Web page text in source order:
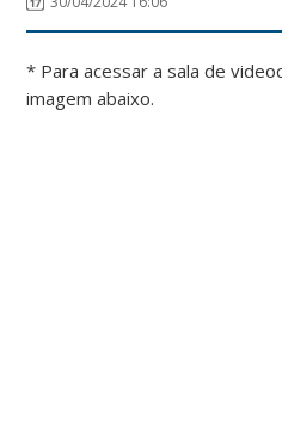
* Para acessar a sala de
imagem abaixo.